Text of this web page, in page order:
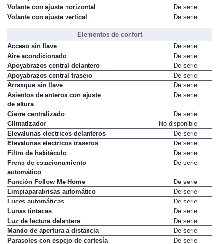
Tres reposacabezas traseros
De serie
Volante con ajuste horizontal
De serie
Elementos de confort
Acceso sin llave
De serie
Aire acondicionado
De serie
Apoyabrazos central delantero
De serie
Apoyabrazos central trasero
De serie
Arranque sin llave
De serie
Asientos delanteros con ajuste
de altura
Cierre centralizado
De serie
Climatizador
No disponible
Elevalunas electricos delanteros
De serie
Elevalunas electricos traseros
De serie
Filtro de habitáculo
De serie
Freno de estacionamiento
automático
Función Follow Me Home
De serie
Limpiaparabrisas automático
De serie
Luces automáticas
De serie
Lunas tintadas
De serie
Luz de lectura delantera
De serie
Mando de apertura a distancia
De serie